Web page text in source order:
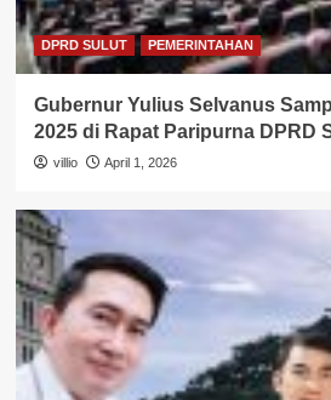
DPRD SULUT PEMERINTAHAN
Gubernur Yulius Selvanus
2025 di Rapat Paripurna DPRD
villio April 1, 2026